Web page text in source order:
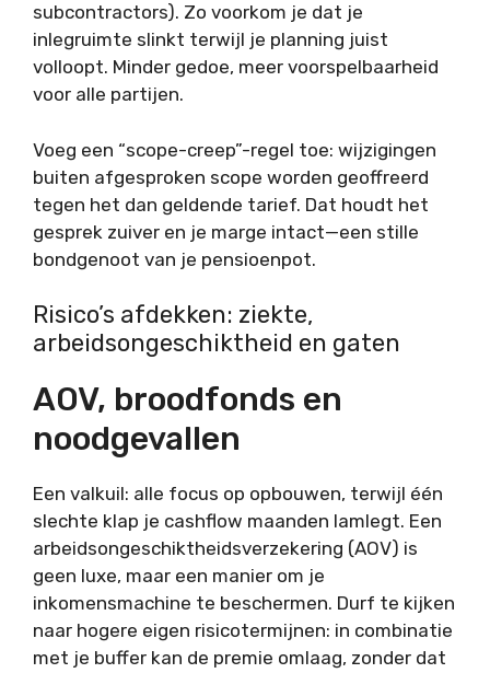
subcontractors). Zo voorkom je dat je
inlegruimte slinkt terwijl je planning juist
volloopt. Minder gedoe, meer voorspelbaarheid
voor alle partijen.
Voeg een “scope-creep”-regel toe: wijzigingen
buiten afgesproken scope worden geoffreerd
tegen het dan geldende tarief. Dat houdt het
gesprek zuiver en je marge intact—een stille
bondgenoot van je pensioenpot.
Risico’s afdekken: ziekte,
arbeidsongeschiktheid en gaten
AOV, broodfonds en
noodgevallen
Een valkuil: alle focus op opbouwen, terwijl één
slechte klap je cashflow maanden lamlegt. Een
arbeidsongeschiktheidsverzekering (AOV) is
geen luxe, maar een manier om je
inkomensmachine te beschermen. Durf te kijken
naar hogere eigen risicotermijnen: in combinatie
met je buffer kan de premie omlaag, zonder dat